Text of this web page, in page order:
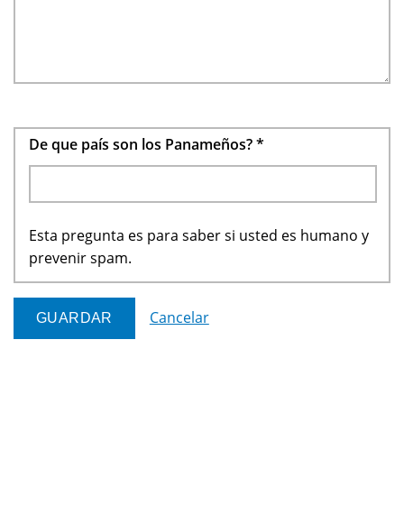
De que país son los Panameños?*
Esta pregunta es para saber si usted es humano y
prevenir spam.
Cancelar